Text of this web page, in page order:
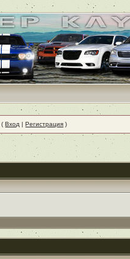
(Вход |Регистрация )